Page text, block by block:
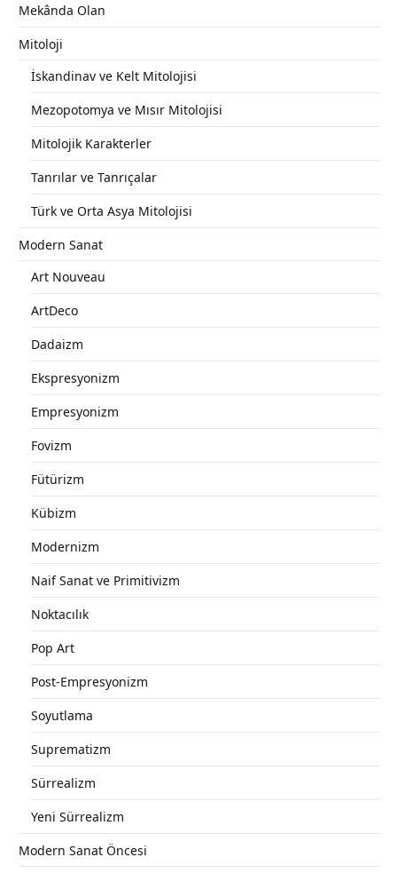
Mekânda Olan
Mitoloji
İskandinav ve Kelt Mitolojisi
Mezopotomya ve Mısır Mitolojisi
Mitolojik Karakterler
Tanrılar ve Tanrıçalar
Türk ve Orta Asya Mitolojisi
Modern Sanat
Art Nouveau
ArtDeco
Dadaizm
Ekspresyonizm
Empresyonizm
Fovizm
Fütürizm
Kübizm
Modernizm
Naif Sanat ve Primitivizm
Noktacılık
Pop Art
Post-Empresyonizm
Soyutlama
Suprematizm
Sürrealizm
Yeni Sürrealizm
Modern Sanat Öncesi